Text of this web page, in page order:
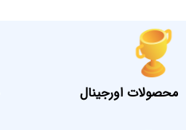
محصولات اورجینال